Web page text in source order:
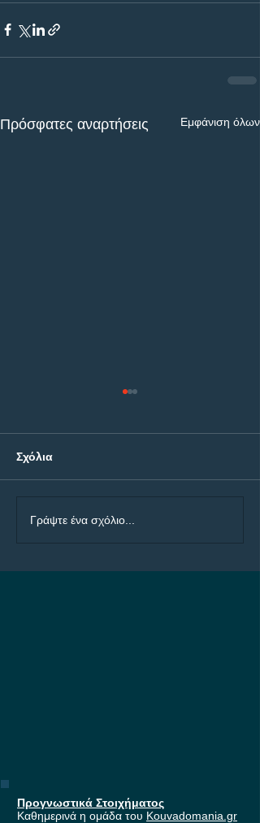
Πρόσφατες αναρτήσεις Εμφάνιση όλων
ΠΑΟΚ - Άντερλεχτ Bet
Σχόλια
Γράψτε ένα σχόλιο...
Προγνωστικά Στοιχήματος
Καθημερινά η ομάδα του Kouvadomania.gr